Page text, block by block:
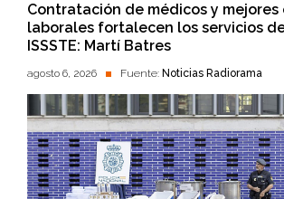
Contratación de médicos y mejores
laborales fortalecen los servicios
ISSSTE: Martí Batres
agosto 6, 2026 Fuente: Noticias Radiorama